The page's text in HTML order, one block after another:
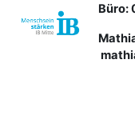
Büro: